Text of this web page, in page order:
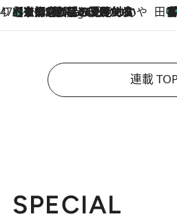
47都道府県の手みやげ ひんやりスイーツで夏を満喫
4 Hours Ago
【京都府】この夏絶対食べたい 冷やしておいしいおやつ3選 ひと口目から心を掴む新緑のテリーヌ 田「湘南乃風に憧
連載
SPECIAL